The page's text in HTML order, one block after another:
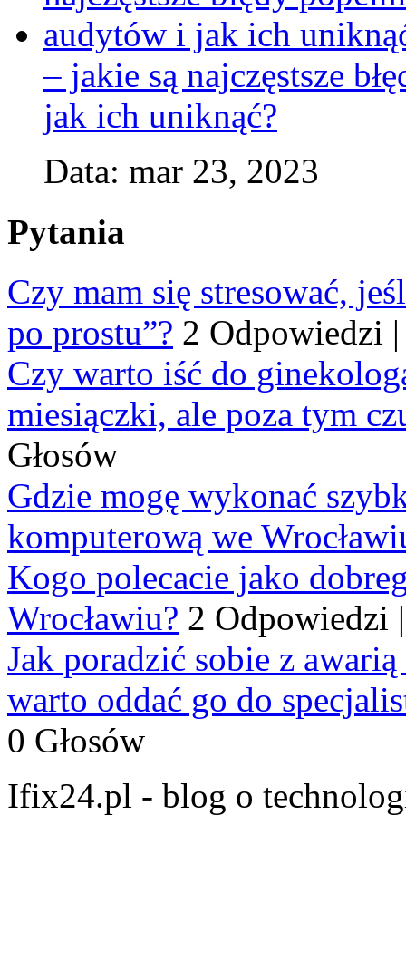
– jakie są najczęstsze
jak ich uniknąć?
Data: mar 23, 2023
Pytania
Czy mam się stresować,
po prostu”? 2 Odpowiedzi
Czy warto iść do
miesiączki, ale poza tym
Głosów
Gdzie mogę wykonać
komputerową we
Kogo polecacie jako
Wrocławiu? 2 Odpowiedzi
Jak poradzić sobie z
warto oddać go do
0 Głosów
Ifix24.pl - blog o